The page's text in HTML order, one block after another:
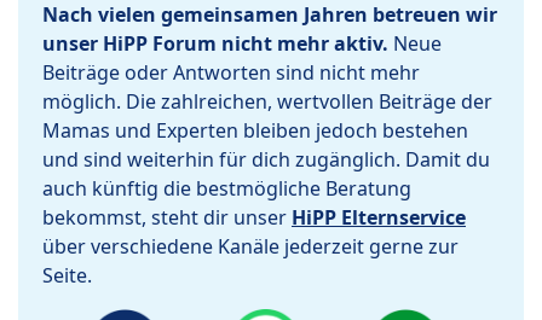
Nach vielen gemeinsamen Jahren betreuen wir
unser HiPP Forum nicht mehr aktiv. Neue
Beiträge oder Antworten sind nicht mehr
möglich. Die zahlreichen, wertvollen Beiträge der
Mamas und Experten bleiben jedoch bestehen
und sind weiterhin für dich zugänglich. Damit du
auch künftig die bestmögliche Beratung
bekommst, steht dir unser HiPP Elternservice
über verschiedene Kanäle jederzeit gerne zur
Seite.